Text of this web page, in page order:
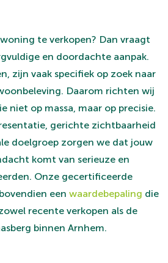
te verkopen? Dan vraagt
en doordachte aanpak.
zijn vaak specifiek op zoek naar
Daarom richten wij
niet op massa, maar op precisie.
gerichte zichtbaarheid
doelgroep zorgen we dat jouw
komt van serieuze en
Onze gecertificeerde
een waardebepaling die
recente verkopen als de
binnen Arnhem.